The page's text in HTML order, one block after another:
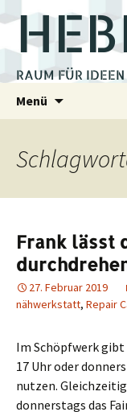
RAUM FÜR
Menü
Frank lässt
27. Februar 2019
nähwerkstatt, Repair
Im Schöpfwerk
17 Uhr oder
nutzen.
donnerstags das